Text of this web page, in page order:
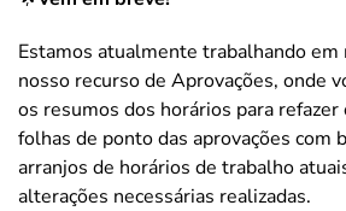
Estamos atualmente trabalhando em
nosso recurso de Aprovações, onde
os resumos dos horários para refazer
folhas de ponto das aprovações com
arranjos de horários de trabalho
alterações necessárias realizadas.